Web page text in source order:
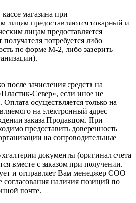
магазина при
лицам предоставляются товарный и
лицам предоставляется
потребуется либо
по форме М-2, либо заверить
после зачисления средств на
Север», если иное не
Оплата осуществляется только на
на электронный адрес
заказа Продавцом. При
предоставить доверенность
на сопроводительные
документы (оригинал счета
вместе с заказом при получении.
и отправляет Вам менеджер ООО
согласования наличия позиций по
почте.